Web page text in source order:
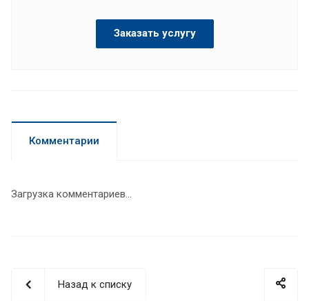
Заказать услугу
Комментарии
Загрузка комментариев...
Назад к списку